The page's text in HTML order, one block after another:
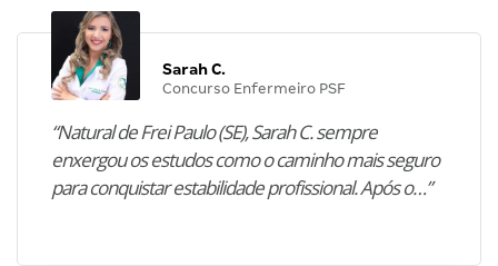
Sarah C.
Concurso Enfermeiro PSF
“Natural de Frei Paulo (SE), Sarah C. sempre
enxergou os estudos como o caminho mais seguro
para conquistar estabilidade profissional. Após o…”